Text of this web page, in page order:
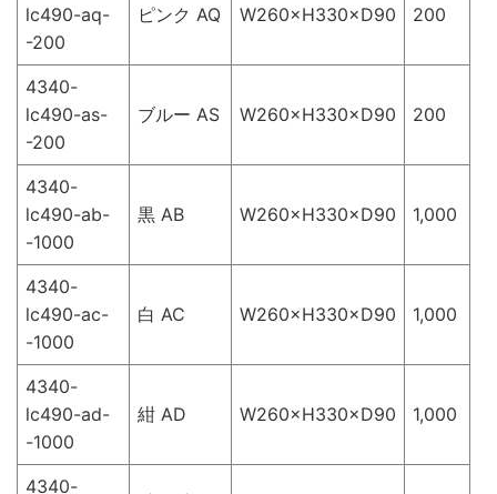
lc490-aq-
-200
ピンク AQ W260×H330×D90 200
4340-
lc490-as-
-200
ブルー AS W260×H330×D90 200
4340-
lc490-ab-
-1000
黒 AB W260×H330×D90 1,000
4340-
lc490-ac-
-1000
白 AC W260×H330×D90 1,000
4340-
lc490-ad-
-1000
紺 AD W260×H330×D90 1,000
4340-